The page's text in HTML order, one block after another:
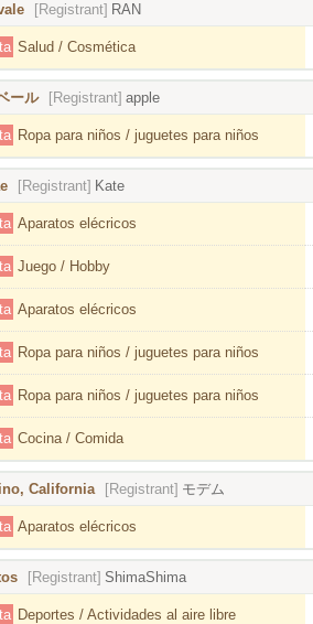
[Registrant] RAN
Salud / Cosmética
ール [Registrant] apple
Ropa para niños / juguetes para niños
[Registrant] Kate
Aparatos elécricos
Juego / Hobby
Aparatos elécricos
Ropa para niños / juguetes para niños
Ropa para niños / juguetes para niños
Cocina / Comida
California [Registrant] モデム
Aparatos elécricos
[Registrant] ShimaShima
Deportes / Actividades al aire libre